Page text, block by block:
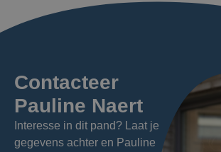
Contacteer
Pauline Naert
Interesse in dit pand? Laat je
gegevens achter en Pauline